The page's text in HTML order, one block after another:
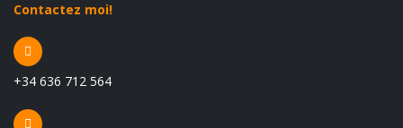
Contactez moi!
+34 636 712 564